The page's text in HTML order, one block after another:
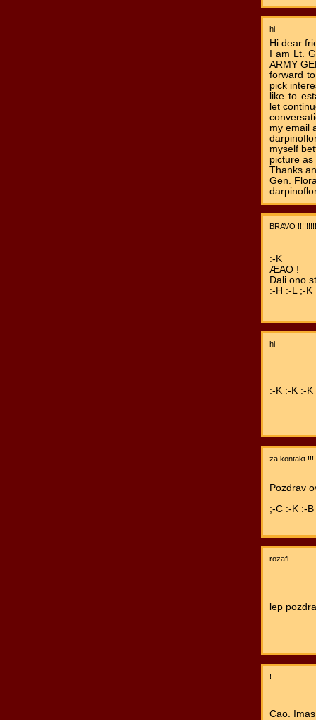
hi
Hi dear
I am Lt.
ARMY
forward
pick
like to
let
my email
myself
picture
Thanks
Gen.
BRAVO
:-K
ÆAO !
Dali ono
:-H :-L ;-K
hi
:-K :-K :-K
za kontakt !!!
Pozdrav
;-C :-K :-B
rozafi
lep
!
Cao.